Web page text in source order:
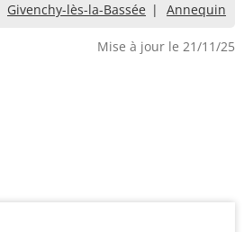
Givenchy-lès-la-Bassée Annequin
Mise à jour le 21/11/25